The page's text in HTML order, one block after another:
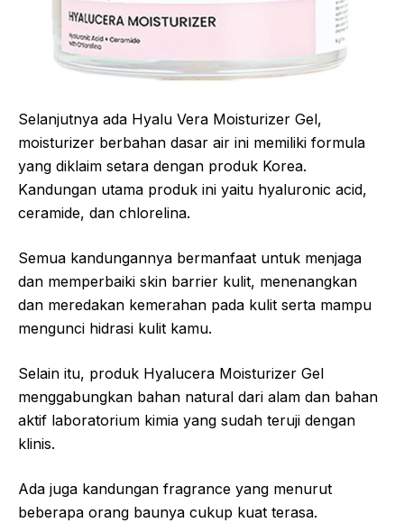
Selanjutnya ada Hyalu Vera Moisturizer Gel,
moisturizer berbahan dasar air ini memiliki formula
yang diklaim setara dengan produk Korea.
Kandungan utama produk ini yaitu hyaluronic acid,
ceramide, dan chlorelina.
Semua kandungannya bermanfaat untuk menjaga
dan memperbaiki skin barrier kulit, menenangkan
dan meredakan kemerahan pada kulit serta mampu
mengunci hidrasi kulit kamu.
Selain itu, produk Hyalucera Moisturizer Gel
menggabungkan bahan natural dari alam dan bahan
aktif laboratorium kimia yang sudah teruji dengan
klinis.
Ada juga kandungan fragrance yang menurut
beberapa orang baunya cukup kuat terasa.